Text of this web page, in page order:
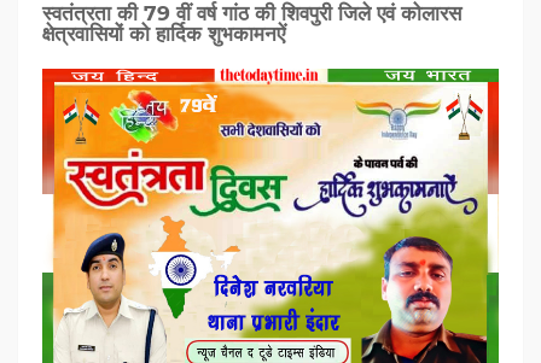
स्वतंत्रता की 79 वीं वर्ष गांठ की शिवपुरी जिले एवं कोलारस
क्षेत्रवासियों को हार्दिक शुभकामनऐं